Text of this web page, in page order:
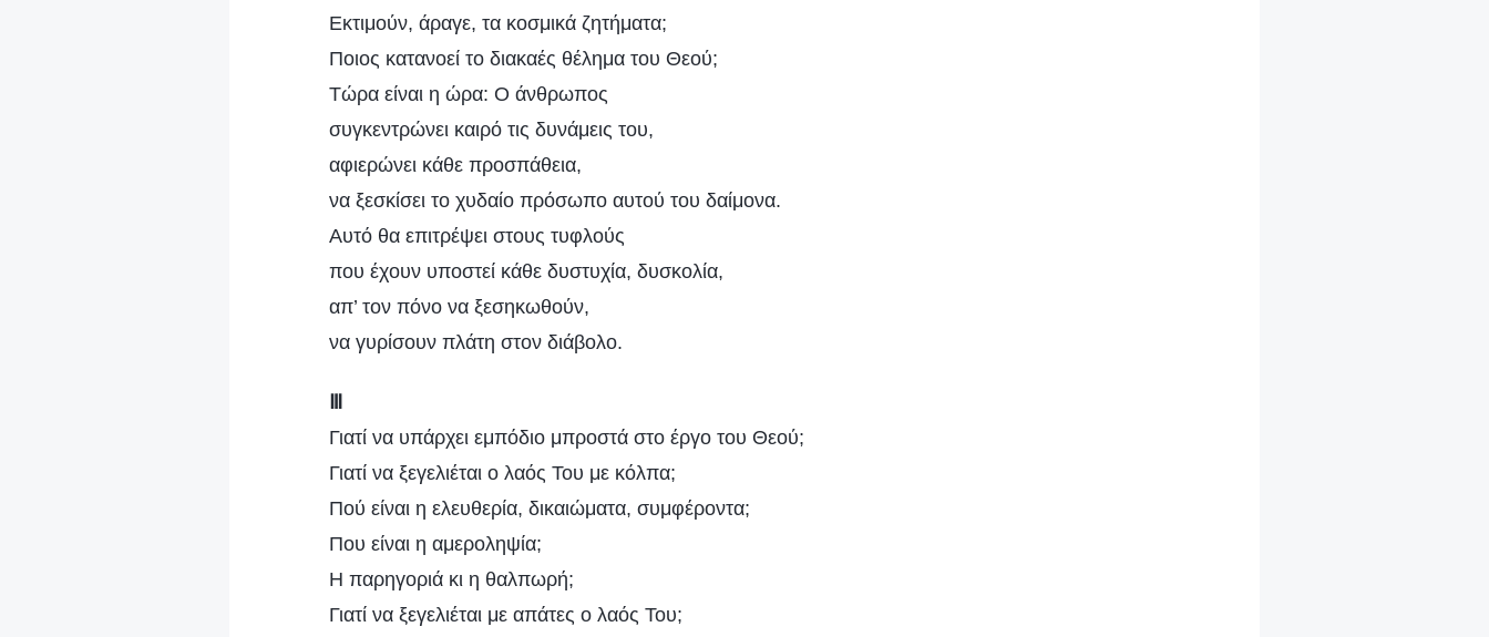
Εκτιμούν, άραγε, τα κοσμικά ζητήματα;
Ποιος κατανοεί το διακαές θέλημα του Θεού;
Τώρα είναι η ώρα: Ο άνθρωπος
συγκεντρώνει καιρό τις δυνάμεις του,
αφιερώνει κάθε προσπάθεια,
να ξεσκίσει το χυδαίο πρόσωπο αυτού του δαίμονα.
Αυτό θα επιτρέψει στους τυφλούς
που έχουν υποστεί κάθε δυστυχία, δυσκολία,
απ’ τον πόνο να ξεσηκωθούν,
να γυρίσουν πλάτη στον διάβολο.
Γιατί να υπάρχει εμπόδιο μπροστά στο έργο του Θεού;
Γιατί να ξεγελιέται ο λαός Του με κόλπα;
Πού είναι η ελευθερία, δικαιώματα, συμφέροντα;
Που είναι η αμεροληψία;
Η παρηγοριά κι η θαλπωρή;
Γιατί να ξεγελιέται με απάτες ο λαός Του;